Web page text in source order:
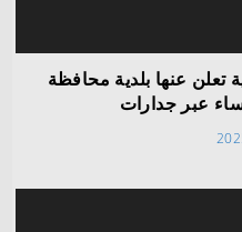
عنها بلدية محافظة
عبر جدارات